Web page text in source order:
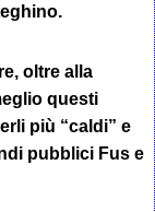
oltre alla
questi
più “caldi” e
pubblici Fus e